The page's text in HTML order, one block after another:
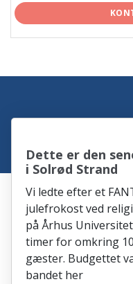
Dette er den
i Solrød Strand
Vi ledte efter et
julefrokost ved
på Århus
timer for omkring
gæster. Budgettet
bandet her